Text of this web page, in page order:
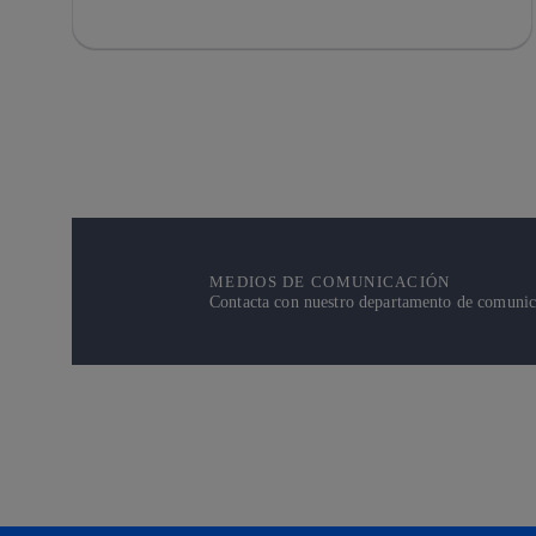
MEDIOS DE COMUNICACIÓN
Contacta con nuestro departamento de